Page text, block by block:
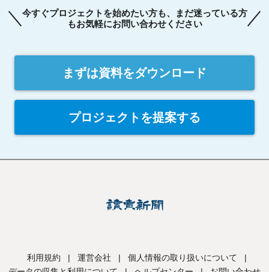
今すぐプロジェクトを始めたい方も、まだ迷っている方
もお気軽にお問い合わせください
まずは資料をダウンロード
プロジェクトを提案する
利用規約 | 運営会社 | 個人情報の取り扱いについて
|